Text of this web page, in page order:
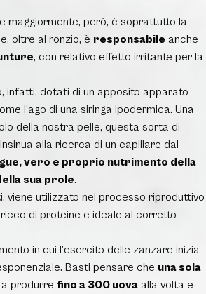
maggiormente, però, è soprattutto la
oltre al ronzio, è responsabile anche
, con relativo effetto irritante per la
infatti, dotati di un apposito apparato
l’ago di una siringa ipodermica. Una
della nostra pelle, questa sorta di
alla ricerca di un capillare dal
vero e proprio nutrimento della
sua prole.
viene utilizzato nel processo riproduttivo
di proteine e ideale al corretto
in cui l’esercito delle zanzare inizia
Basti pensare che una sola
produrre fino a 300 uova alla volta e